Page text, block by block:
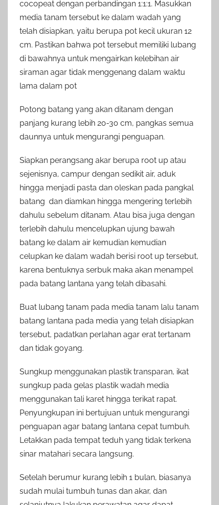
cocopeat dengan perbandingan 1:1:1. Masukkan
media tanam tersebut ke dalam wadah yang
telah disiapkan, yaitu berupa pot kecil ukuran 12
cm. Pastikan bahwa pot tersebut memiliki lubang
di bawahnya untuk mengairkan kelebihan air
siraman agar tidak menggenang dalam waktu
lama dalam pot
Potong batang yang akan ditanam dengan
panjang kurang lebih 20-30 cm, pangkas semua
daunnya untuk mengurangi penguapan.
Siapkan perangsang akar berupa root up atau
sejenisnya, campur dengan sedikit air, aduk
hingga menjadi pasta dan oleskan pada pangkal
batang dan diamkan hingga mengering terlebih
dahulu sebelum ditanam. Atau bisa juga dengan
terlebih dahulu mencelupkan ujung bawah
batang ke dalam air kemudian kemudian
celupkan ke dalam wadah berisi root up tersebut,
karena bentuknya serbuk maka akan menampel
pada batang lantana yang telah dibasahi.
Buat lubang tanam pada media tanam lalu tanam
batang lantana pada media yang telah disiapkan
tersebut, padatkan perlahan agar erat tertanam
dan tidak goyang.
Sungkup menggunakan plastik transparan, ikat
sungkup pada gelas plastik wadah media
menggunakan tali karet hingga terikat rapat.
Penyungkupan ini bertujuan untuk mengurangi
penguapan agar batang lantana cepat tumbuh.
Letakkan pada tempat teduh yang tidak terkena
sinar matahari secara langsung.
Setelah berumur kurang lebih 1 bulan, biasanya
sudah mulai tumbuh tunas dan akar, dan